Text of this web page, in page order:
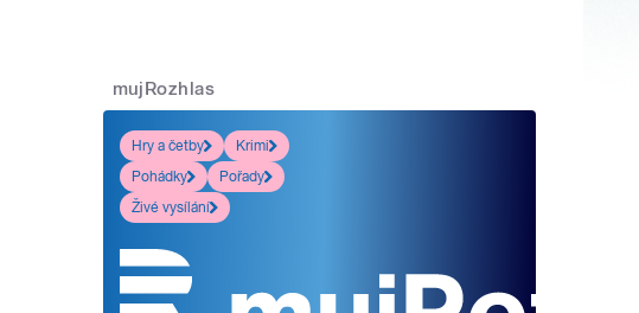
mujRozhlas
Hry a četby
Krimi
Pohádky
Pořady
Živé vysílání